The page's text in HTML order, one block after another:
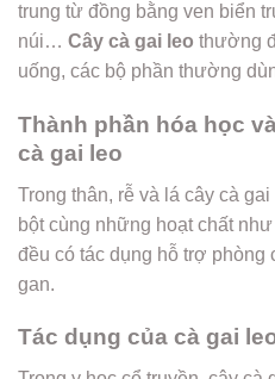
trung từ đồng bằng ven biển
núi… Cây cà gai leo thường
uống, các bộ phần thường
Thành phần hóa học
cà gai leo
Trong thân, rễ và lá cây cà
bột cùng những hoạt chất
đều có tác dụng hỗ trợ phòng
gan.
Tác dụng của cà gai